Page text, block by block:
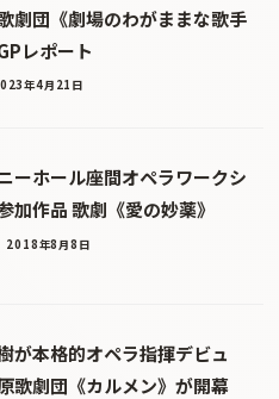
劇団《劇場のわがままな歌手
レポート
年4月21日
ーホール座間オペラワークシ
加作品 歌劇《愛の妙薬》
2018年8月8日
が本格的オペラ指揮デビュ
歌劇団《カルメン》が開幕